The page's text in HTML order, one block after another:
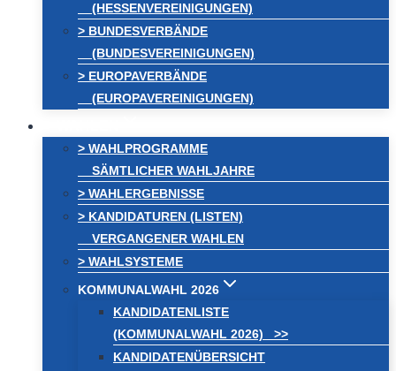
(HESSENVEREINIGUNGEN)
> BUNDESVERBÄNDE
(BUNDESVEREINIGUNGEN)
> EUROPAVERBÄNDE
(EUROPAVEREINIGUNGEN)
> WAHLPROGRAMME
SÄMTLICHER WAHLJAHRE
> WAHLERGEBNISSE
> KANDIDATUREN (LISTEN)
VERGANGENER WAHLEN
> WAHLSYSTEME
KOMMUNALWAHL 2026
KANDIDATENLISTE
(KOMMUNALWAHL 2026) >>
KANDIDATENÜBERSICHT